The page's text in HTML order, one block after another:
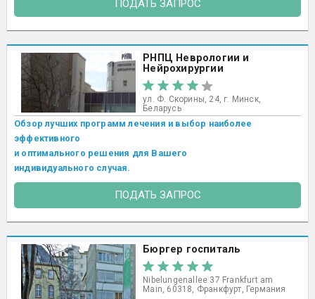
ПОДАТЬ ЗАПРОС
РНПЦ Неврологии и
Нейрохирургии
ул. Ф. Скорины, 24, г. Минск,
Беларусь
Обзор лучших программ лечения и выбор наиболее
эффективного
и оптимального решения для Вашего
индивидуального случая.
ПОДАТЬ ЗАПРОС
Бюргер госпиталь
Nibelungenallee 37 Frankfurt am
Main, 60318, Франкфурт, Германия